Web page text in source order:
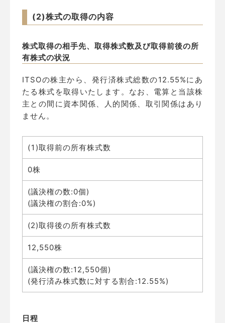
(2)株式の取得の内容
株式取得の相手先、取得株式数及び取得前後の所
有株式の状況
ITSOの株主から、発行済株式総数の12.55%にあ
たる株式を取得いたします。なお、電算と当該株
主との間に資本関係、人的関係、取引関係はあり
ません。
(1 )取得前の所有株式数
0株
(議決権の数:0個)
(議決権の割合:0%)
(2)取得後の所有株式数
12,550株
(議決権の数:12,550個)
(発行済み株式数に対する割合:12.55%)
日程